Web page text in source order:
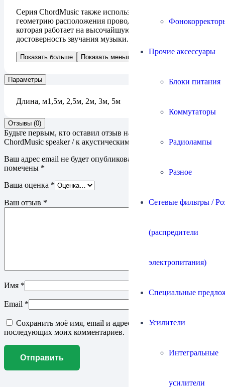
Прочие аксессуары
Блоки питания
Коммутаторы
Радиолампы
Разное
Сетевые фильтры /
(распредители
электропитания)
Специальные
Усилители
Интегральные
усилители
Серия ChordMusic также использует уникальную
геометрию расположения проводников Tuned ARAY,
которая работает на высочайшую прозрачность и
достоверность звучания музыки.
Показать больше Показать меньше
Параметры
Длина, м1,5м, 2,5м, 2м, 3м, 5м
Отзывы (0)
Будьте первым, кто оставил отзыв на “Кабель Chord Company
ChordMusic speaker / к акустическим системам”
Ваш адрес email не будет опубликован.
помечены *
Ваша оценка *
Ваш отзыв *
Имя *
Email *
Сохранить моё имя, email и адрес сайта в этом браузере для
последующих моих комментариев.